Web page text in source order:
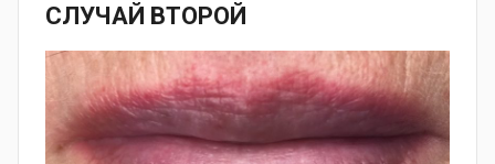
СЛУЧАЙ ВТОРОЙ